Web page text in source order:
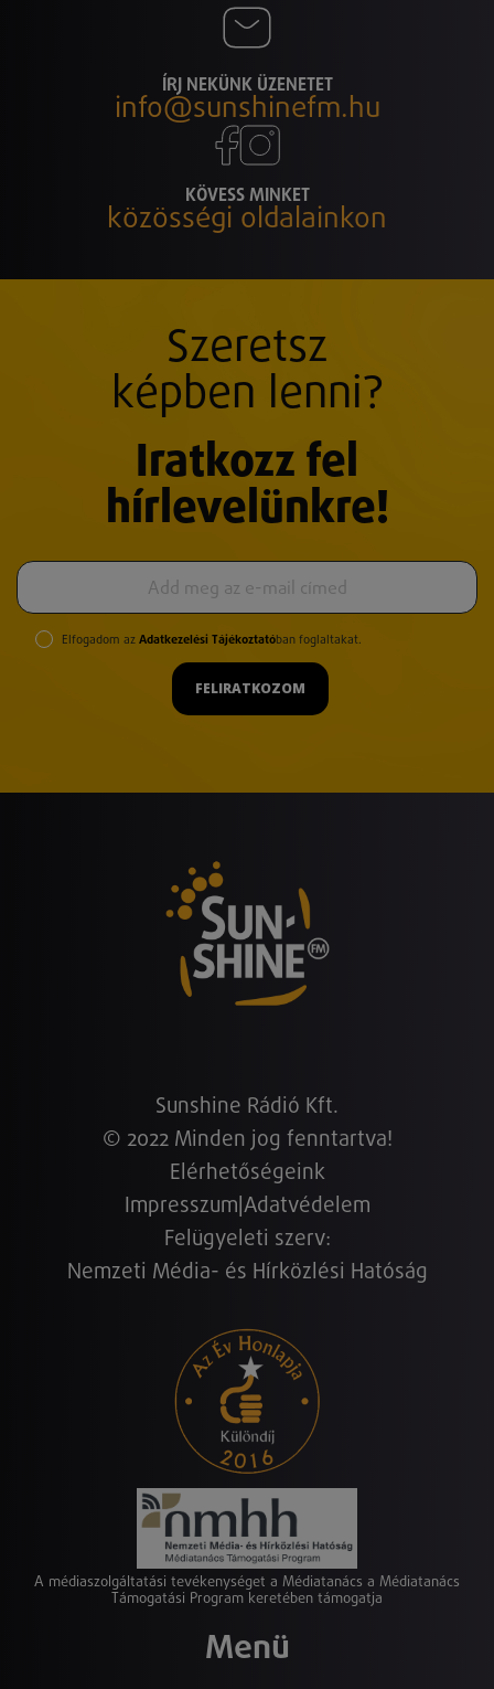
ÍRJ NEKÜNK ÜZENETET
info@sunshinefm.hu
KÖVESS MINKET
közösségi oldalainkon
Szeretsz
képben lenni?
Iratkozz fel
hírlevelünkre!
Elfogadom az Adatkezelési Tájékoztatóban foglaltakat.
FELIRATKOZOM
Sunshine Rádió Kft.
© 2022 Minden jog fenntartva!
Elérhetőségeink
Impresszum Adatvédelem
Felügyeleti szerv:
Nemzeti Média- és Hírközlési Hatóság
A médiaszolgáltatási tevékenységet a Médiatanács a Médiatanács
Támogatási Program keretében támogatja
Menü